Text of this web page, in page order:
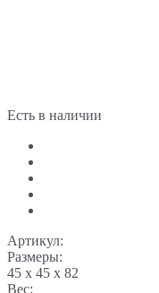
Есть в наличии
Артикул:
Размеры:
45 x 45 x 82
Вес: